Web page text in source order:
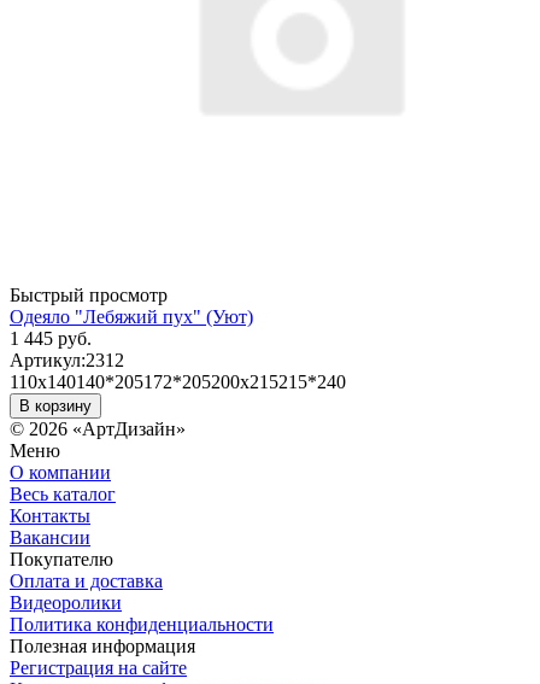
Быстрый просмотр
Одеяло "Лебяжий пух" (Уют)
1 445 руб.
Артикул:2312
110х140140*205172*205200х215215*240
В корзину
© 2026 «АртДизайн»
Меню
О компании
Весь каталог
Контакты
Вакансии
Покупателю
Оплата и доставка
Видеоролики
Политика конфиденциальности
Полезная информация
Регистрация на сайте